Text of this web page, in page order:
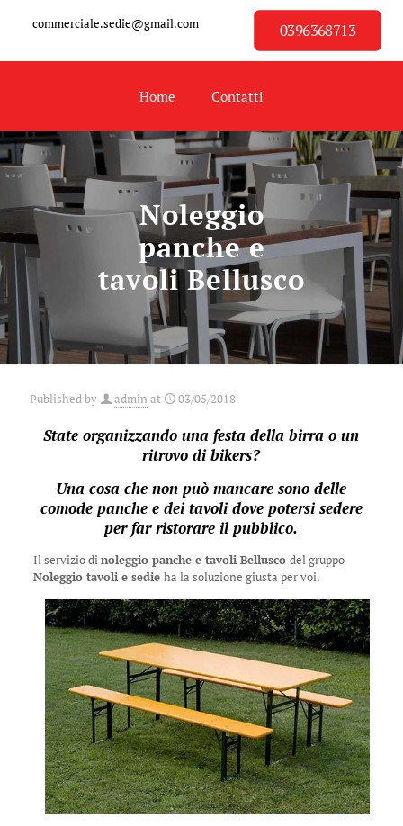
commerciale.sedie@gmail.com 0396368713
Home Contatti
Noleggio
panche e
tavoli Bellusco
Published by admin at 03/05/2018
State organizzando una festa della birra o un
ritrovo di bikers?
Una cosa che non può mancare sono delle
comode panche e dei tavoli dove potersi sedere
per far ristorare il pubblico.
Il servizio dinoleggio panche e tavoli Bellusco del gruppo
Noleggio tavoli e sedie ha la soluzione giusta per voi.